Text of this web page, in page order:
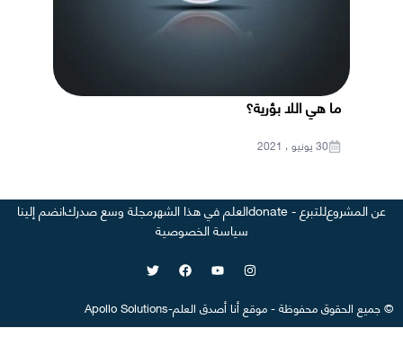
ما هي اللا بؤرية؟
30 يونيو ، 2021
عن المشروعللتبرع - donate العلم في هذا الشهرمجلة وسع صدركانضم إلينا
سياسة الخصوصية
©جميع الحقوق محفوظة-موقع أنا أصدق العلم-
Apollo Solutions